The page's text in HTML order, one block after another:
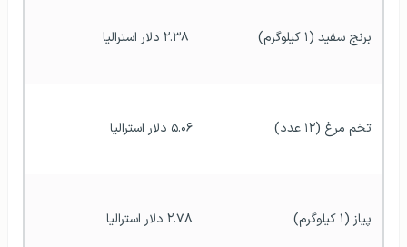
برنج سفید (۱ کیلوگرم)
تخم مرغ (۱۲ عدد) ۵.۰۶ دلار استرالیا
پیاز (۱ کیلوگرم) ۲.۷۸ دلار استرالیا